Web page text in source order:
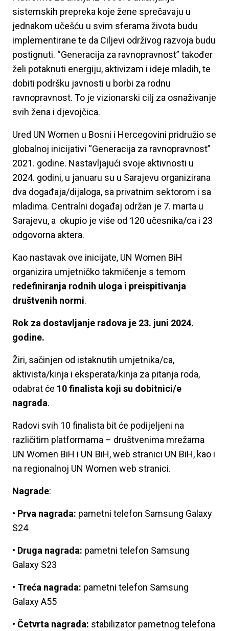
sistemskih prepreka koje žene sprečavaju u
jednakom učešću u svim sferama života budu
implementirane te da Ciljevi održivog razvoja budu
postignuti. “Generacija za ravnopravnost” također
želi potaknuti energiju, aktivizam i ideje mladih, te
dobiti podršku javnosti u borbi za rodnu
ravnopravnost. To je vizionarski cilj za osnaživanje
svih žena i djevojčica.
Ured UN Women u Bosni i Hercegovini pridružio se
globalnoj inicijativi “Generacija za ravnopravnost”
2021. godine. Nastavljajući svoje aktivnosti u
2024. godini, u januaru su u Sarajevu organizirana
dva događaja/dijaloga, sa privatnim sektorom i sa
mladima. Centralni događaj održan je 7. marta u
Sarajevu, a okupio je više od 120 učesnika/ca i 23
odgovorna aktera.
Kao nastavak ove inicijate, UN Women BiH
organizira umjetničko takmičenje s temom
redefiniranja rodnih uloga i preispitivanja
društvenih normi.
Rok za dostavljanje radova je 23. juni 2024.
godine.
Žiri, sačinjen od istaknutih umjetnika/ca,
aktivista/kinja i eksperata/kinja za pitanja roda,
odabrat će 10 finalista koji su dobitnici/e
nagrada.
Radovi svih 10 finalista bit će podijeljeni na
različitim platformama – društvenima mrežama
UN Women BiH i UN BiH, web stranici UN BiH, kao i
na regionalnoj UN Women web stranici.
Nagrade:
• Prva nagrada: pametni telefon Samsung Galaxy
S24
• Druga nagrada: pametni telefon Samsung
Galaxy S23
• Treća nagrada: pametni telefon Samsung
Galaxy A55
• Četvrta nagrada: stabilizator pametnog telefona